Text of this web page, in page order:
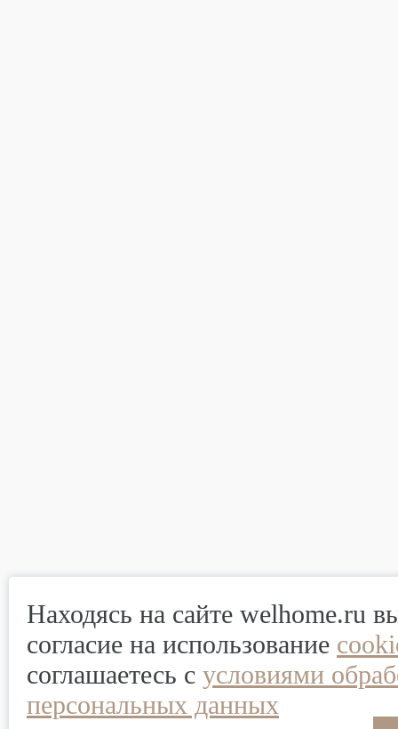
Находясь на сайте welhome.ru
согласие на использование
соглашаетесь с условиями
персональных данных